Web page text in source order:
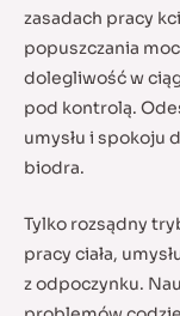
zasadach pracy
popuszczania
dolegliwość w
pod kontrolą.
umysłu i spokoju
biodra.
Tylko rozsądny
pracy ciała,
z odpoczynku.